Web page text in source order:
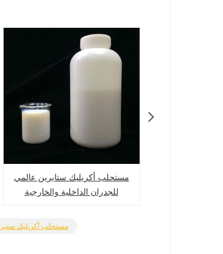
مستحلب أكريليك ستايرين عالمي
للجدران الداخلية والخارجية
مستحلب أكريليك